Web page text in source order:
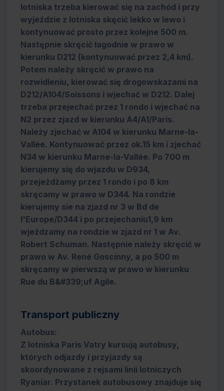
lotniska trzeba kierować się na zachód i przy
wyjeździe z lotniska skęcić lekko w lewo i
kontynuować prosto przez kolejne 500 m.
Następnie skręcić łagodnie w prawo w
kierunku D212 (kontynuować przez 2,4 km).
Potem należy skręcić w prawo na
rozwidleniu, kierować się drogowskazami na
D212/A104/Soissons i wjechać w D212. Dalej
trzeba przejechać przez 1 rondo i wjechać na
N2 przez zjazd w kierunku A4/A1/Paris.
Należy zjechać w A104 w kierunku Marne-la-
Vallée. Kontynuować przez ok.15 km i zjechać
N34 w kierunku Marne-la-Vallée. Po 700 m
kierujemy się do wjazdu w D934,
przejeżdżamy przez 1 rondo i po 8 km
skręcamy w prawo w D344. Na rondzie
kierujemy sie na zjazd nr 3 w Bd de
l'Europe/D344 i po przejechaniu1,9 km
wjeżdzamy na rondzie w zjazd nr 1 w Av.
Robert Schuman. Następnie należy skręcić w
prawo w Av. René Goscinny, a po 500 m
skręcamy w pierwszą w prawo w kierunku
Rue du B&#339;uf Agile.
Transport publiczny
Autobus:
Z lotniska Paris Vatry kursują autobusy,
których odjazdy i przyjazdy są
skoordynowane z rejsami linii lotniczych
Ryaniar. Przystanek autobusowy znajduje się